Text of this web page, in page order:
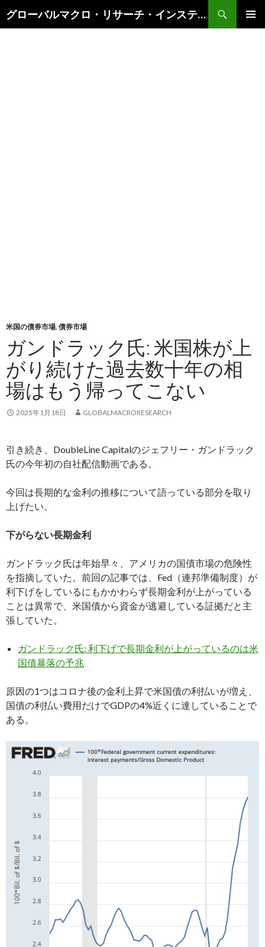
グローバルマクロ・リサーチ・インスティテュート
索
米国の債券市場, 債券市場
ガンドラック氏: 米国株が上
がり続けた過去数十年の相
場はもう帰ってこない
2025年1月18日 GLOBALMACRORESEARCH
引き続き、DoubleLine Capitalのジェフリー・ガンドラック
氏の今年初の自社配信動画である。
今回は長期的な金利の推移について語っている部分を取り
上げたい。
下がらない長期金利
ガンドラック氏は年始早々、アメリカの国債市場の危険性
を指摘していた。前回の記事では、Fed（連邦準備制度）が
利下げをしているにもかかわらず長期金利が上がっている
ことは異常で、米国債から資金が逃避している証拠だと主
張していた。
ガンドラック氏: 利下げで長期金利が上がっているのは米
国債暴落の予兆
原因の1つはコロナ後の金利上昇で米国債の利払いが増え、
国債の利払い費用だけでGDPの4%近くに達していることで
ある。